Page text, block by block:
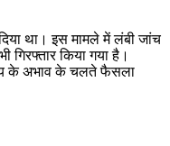
था। इस मामले में लंबी जांच
किया गया है।
के अभाव के चलते फैसला